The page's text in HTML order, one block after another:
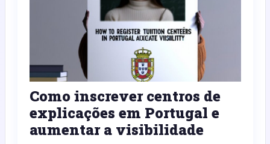
Como inscrever centros de
explicações em Portugal e
aumentar a visibilidade